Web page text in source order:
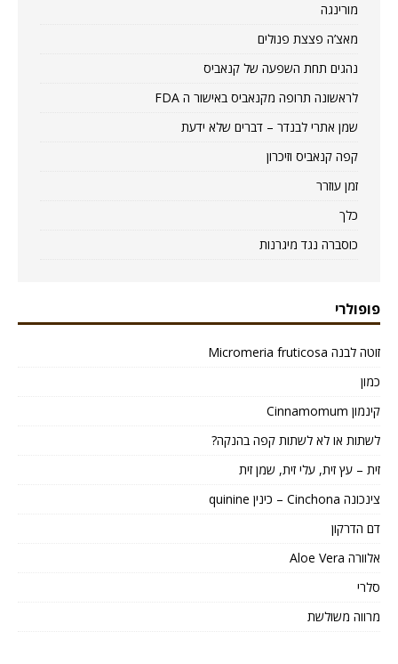
מורינגה
מאצ’ה פצצת פנולים
נהגים תחת השפעה של קנאביס
לראשונה תרופה מקנאביס באישור ה FDA
שמן אתרי לבנדר – דברים שלא ידעת
קפה קנאביס וזיכרון
זמן עוזרר
כלך
כוסברה נגד מיגרנות
פופולרי
זוטה לבנה Micromeria fruticosa
כמון
קינמון Cinnamomum
לשתות או לא לשתות קפה בהנקה?
זית – עץ זית, עלי זית, שמן זית
צינכונה Cinchona – כינין quinine
דם הדרקון
אלוורה Aloe Vera
סלרי
מרווה משולשת